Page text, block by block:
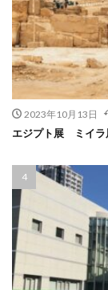
2023年10月13日
エジプト展 ミイ